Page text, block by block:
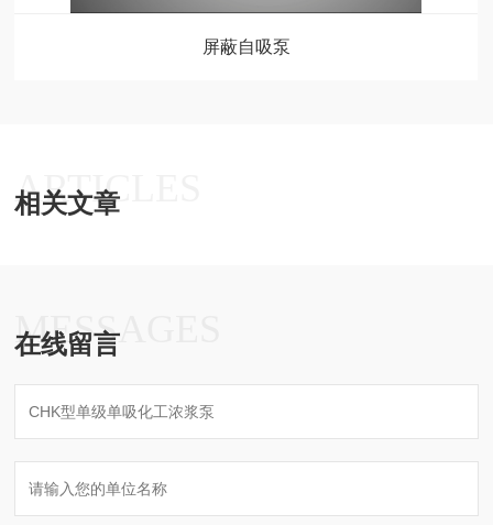
屏蔽自吸泵
ARTICLES
相关文章
MESSAGES
在线留言